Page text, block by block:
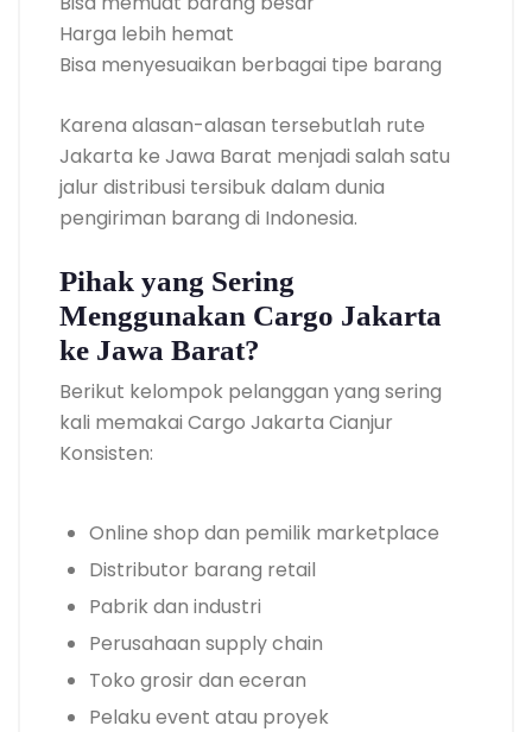
Harga lebih hemat
Bisa menyesuaikan berbagai tipe barang
Karena alasan-alasan tersebutlah rute
Jakarta ke Jawa Barat menjadi salah satu
jalur distribusi tersibuk dalam dunia
pengiriman barang di Indonesia.
Pihak yang Sering
Menggunakan Cargo Jakarta
ke Jawa Barat?
Berikut kelompok pelanggan yang sering
kali memakai Cargo Jakarta Cianjur
Konsisten:
Online shop dan pemilik marketplace
Distributor barang retail
Pabrik dan industri
Perusahaan supply chain
Toko grosir dan eceran
Pelaku event atau proyek